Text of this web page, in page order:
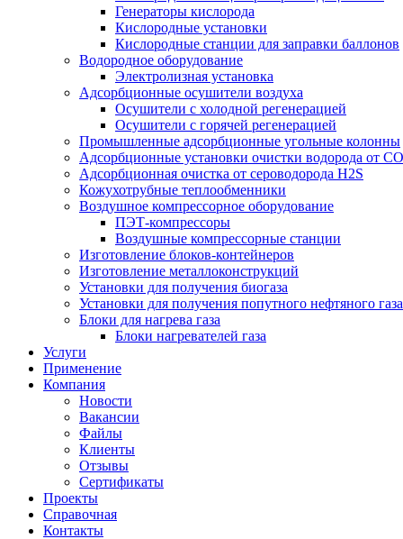
Генераторы кислорода
Кислородные установки
Кислородные станции для заправки баллонов
Водородное оборудование
Электролизная установка
Адсорбционные осушители воздуха
Осушители с холодной регенерацией
Осушители с горячей регенерацией
Промышленные адсорбционные угольные колонны
Адсорбционные установки очистки водорода от
Адсорбционная очистка от сероводорода H2S
Кожухотрубные теплообменники
Воздушное компрессорное оборудование
ПЭТ-компрессоры
Воздушные компрессорные станции
Изготовление блоков-контейнеров
Изготовление металлоконструкций
Установки для получения биогаза
Установки для получения попутного нефтяного газа
Блоки для нагрева газа
Блоки нагревателей газа
Услуги
Применение
Компания
Новости
Вакансии
Файлы
Клиенты
Отзывы
Сертификаты
Проекты
Справочная
Контакты